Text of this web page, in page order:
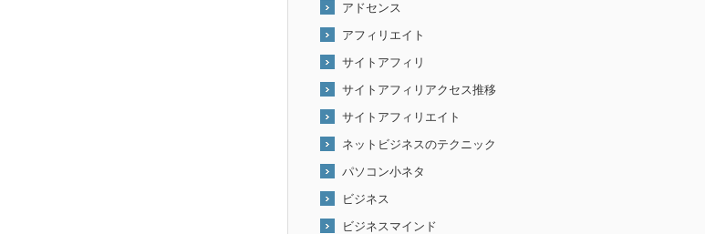
アドセンス
アフィリエイト
サイトアフィリ
サイトアフィリアクセス推移
サイトアフィリエイト
ネットビジネスのテクニック
パソコン小ネタ
ビジネス
ビジネスマインド